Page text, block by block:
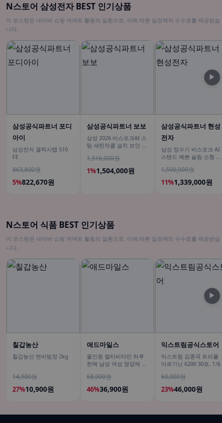
N스토어 삼성전자 BEST 인기상품
이 포스팅은 네이버 쇼핑 커넥트 활동의 일환으로, 이에 따른 일정액의 수수료를 제공받습
니다.
삼성공식파트너 포디
아이
삼성전자 갤럭시탭 S10
FE
863,800원
5%822,670원
삼성공식파트너 보보
삼성 2026 비스포크AI 스
팀 새틴차콜 설치 보안 안
1,516,000원
1%1,504,000원
삼성공식파트너 현성
전자
삼성 정수기 비스포크 AI
스탠드 예쁜 슬림 소형 일
커피정수기
1,500,000원
11%1,339,000원
▶
N스토어 식품 BEST 인기상품
이 포스팅은 네이버 쇼핑 커넥트 활동의 일환으로, 이에 따른 일정액의 수수료를 제공받습
니다.
칠갑농산
칠갑농산 면비빔장 2kg
14,900원
27%10,900원
애드마일스
올인원 멀티비타민 하루
한팩 남성 여성 영양제 오
68,000원
46%36,900원
익스트림공식스토어
익스트림 김종국 트리플
아르기닌 6200 30포, 1개
60,000원
23%46,000원
▶